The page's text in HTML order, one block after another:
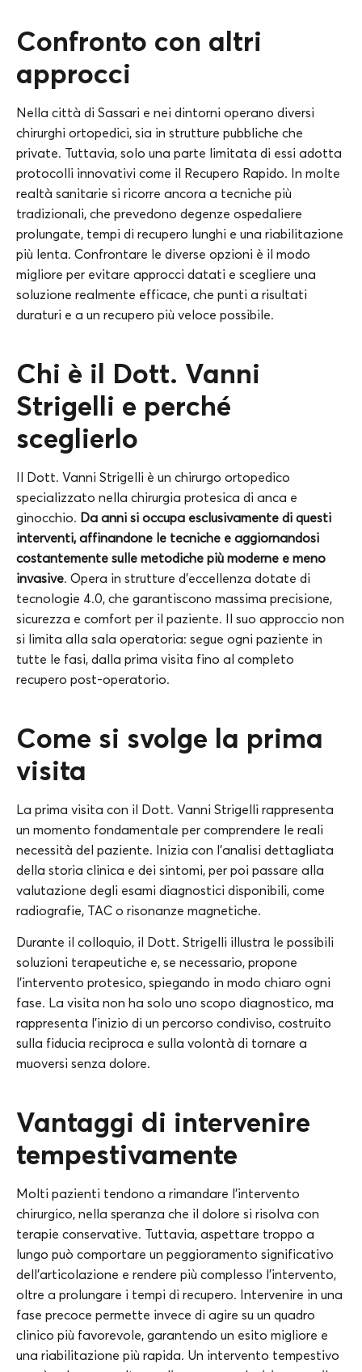
Confronto con altri
approcci
Nella città di Sassari e nei dintorni operano diversi
chirurghi ortopedici, sia in strutture pubbliche che
private. Tuttavia, solo una parte limitata di essi adotta
protocolli innovativi come il Recupero Rapido. In molte
realtà sanitarie si ricorre ancora a tecniche più
tradizionali, che prevedono degenze ospedaliere
prolungate, tempi di recupero lunghi e una riabilitazione
più lenta. Confrontare le diverse opzioni è il modo
migliore per evitare approcci datati e scegliere una
soluzione realmente efficace, che punti a risultati
duraturi e a un recupero più veloce possibile.
Chi è il Dott. Vanni
Strigelli e perché
sceglierlo
Il Dott. Vanni Strigelli è un chirurgo ortopedico
specializzato nella chirurgia protesica di anca e
ginocchio. Da anni si occupa esclusivamente di questi
interventi, affinandone le tecniche e aggiornandosi
costantemente sulle metodiche più moderne e meno
invasive. Opera in strutture d’eccellenza dotate di
tecnologie 4.0, che garantiscono massima precisione,
sicurezza e comfort per il paziente. Il suo approccio non
si limita alla sala operatoria: segue ogni paziente in
tutte le fasi, dalla prima visita fino al completo
recupero post-operatorio.
Come si svolge la prima
visita
La prima visita con il Dott. Vanni Strigelli rappresenta
un momento fondamentale per comprendere le reali
necessità del paziente. Inizia con l’analisi dettagliata
della storia clinica e dei sintomi, per poi passare alla
valutazione degli esami diagnostici disponibili, come
radiografie, TAC o risonanze magnetiche.
Durante il colloquio, il Dott. Strigelli illustra le possibili
soluzioni terapeutiche e, se necessario, propone
l’intervento protesico, spiegando in modo chiaro ogni
fase. La visita non ha solo uno scopo diagnostico, ma
rappresenta l’inizio di un percorso condiviso, costruito
sulla fiducia reciproca e sulla volontà di tornare a
muoversi senza dolore.
Vantaggi di intervenire
tempestivamente
Molti pazienti tendono a rimandare l’intervento
chirurgico, nella speranza che il dolore si risolva con
terapie conservative. Tuttavia, aspettare troppo a
lungo può comportare un peggioramento significativo
dell’articolazione e rendere più complesso l’intervento,
oltre a prolungare i tempi di recupero. Intervenire in una
fase precoce permette invece di agire su un quadro
clinico più favorevole, garantendo un esito migliore e
una riabilitazione più rapida. Un intervento tempestivo